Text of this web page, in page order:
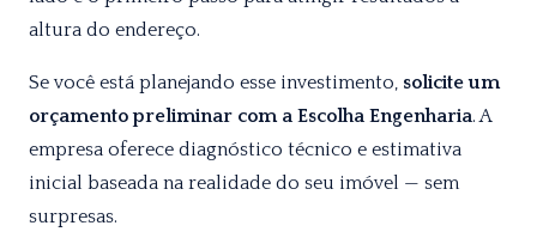
altura do endereço.
Se você está planejando esse investimento, solicite um
orçamento preliminar com a Escolha Engenharia. A
empresa oferece diagnóstico técnico e estimativa
inicial baseada na realidade do seu imóvel — sem
surpresas.